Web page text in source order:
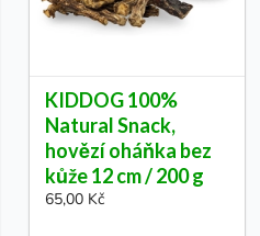
KIDDOG 100%
Natural Snack,
hovězí oháňka bez
kůže 12 cm / 200 g
65,00 Kč